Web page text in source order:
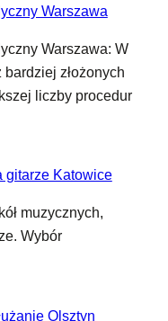
Warszawa
Warszawa: W
złożonych
liczby procedur
gitarze Katowice
muzycznych,
Wybór
Olsztyn